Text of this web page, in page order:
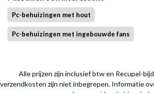
Pc-behuizingen met hout
Pc-behuizingen met ingebouwde fans
Alle prijzen zijn inclusief btw en Recupel-
verzendkosten zijn niet inbegrepen. Informatie